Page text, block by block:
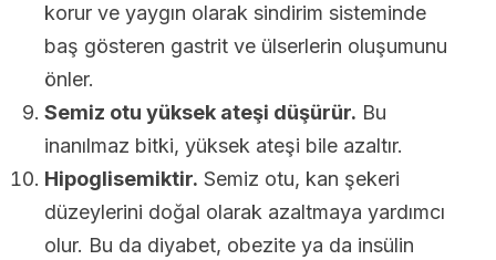
korur ve yaygın olarak sindirim sisteminde
baş gösteren gastrit ve ülserlerin oluşumunu
önler.
Semiz otu yüksek ateşi düşürür. Bu
inanılmaz bitki, yüksek ateşi bile azaltır.
Hipoglisemiktir. Semiz otu, kan şekeri
düzeylerini doğal olarak azaltmaya yardımcı
olur. Bu da diyabet, obezite ya da insülin